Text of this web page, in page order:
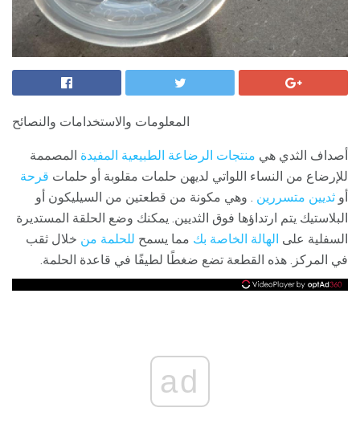
المعلومات والاستخدامات والنصائح
أصداف الثدي هي منتجات الرضاعة الطبيعية المفيدة المصممة
للإرضاع من النساء اللواتي لديهن حلمات مقلوبة أو حلمات قرحة
أو ثديين متسررين . وهي مكونة من قطعتين من السيليكون أو
البلاستيك يتم ارتداؤها فوق الثديين. يمكنك وضع الحلقة المستديرة
السفلية على الهالة الخاصة بك مما يسمح للحلمة من خلال ثقب
في المركز. هذه القطعة تضع ضغطًا لطيفًا في قاعدة الحلمة.
ad